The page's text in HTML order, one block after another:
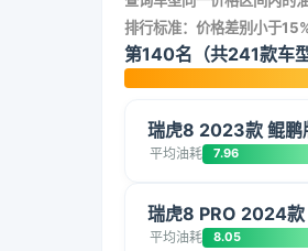
排行标准：价格差别小于
第140名（共241款车型
瑞虎8 2023款 鲲鹏
平均油耗 7.96
瑞虎8 PRO 2024
平均油耗 8.05